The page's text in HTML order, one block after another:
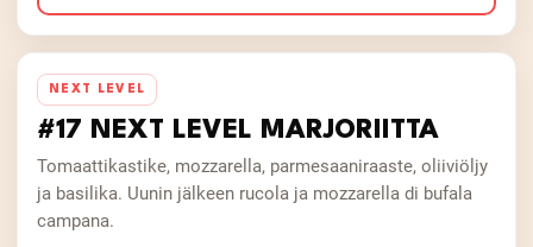
NEXT LEVEL
#17 NEXT LEVEL MARJORIITTA
Tomaattikastike, mozzarella, parmesaaniraaste, oliiviöljy
ja basilika. Uunin jälkeen rucola ja mozzarella di bufala
campana.